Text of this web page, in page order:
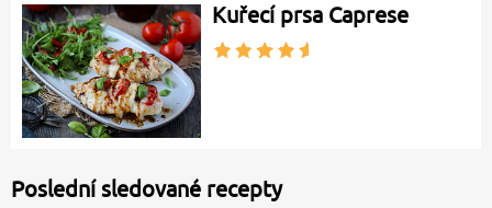
Kuřecí prsa Caprese
Poslední sledované recepty